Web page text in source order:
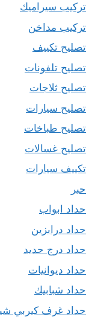
تركيب سيراميك
تركيب مداخن
تصليح تكييف
تصليح تلفونات
تصليح ثلاجات
تصليح سيارات
تصليح طباخات
تصليح غسالات
تكييف سيارات
حبر
حداد ابواب
حداد درابزين
حداد درج حديد
حداد ديوانيات
حداد شبابيك
حداد غرف كيربي